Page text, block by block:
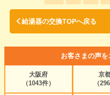
給湯器の交換TOPへ戻る
お客さまの声
大阪府
（1043件）
京
（